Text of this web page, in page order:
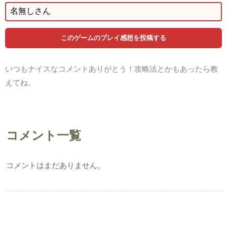
いつもナイスなコメントありがとう！攻略法とかもあったら教
えてね。
コメント一覧
コメントはまだありません。